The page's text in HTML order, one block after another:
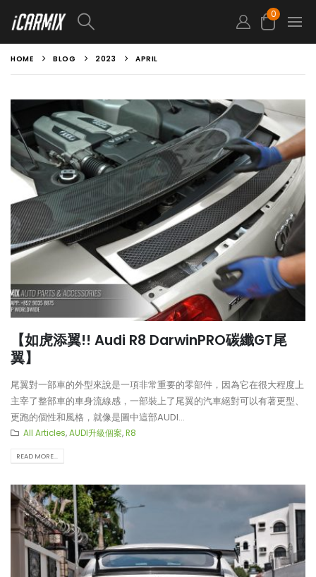
0
HOME BLOG 2023 APRIL
【如虎添翼!! Audi R8 DarwinPRO碳纖GT尾
翼】
尾翼對一部車的外型來說是一項非常重要的零部件，因為它在很大程度上
主宰了整部車的車身流線感，一部裝上了尾翼的汽車絕對可以有著更型、
更跑的個性和風格，就像是圖中這部AUDI...
All Articles,AUDI升級個案,R8
READ MORE...